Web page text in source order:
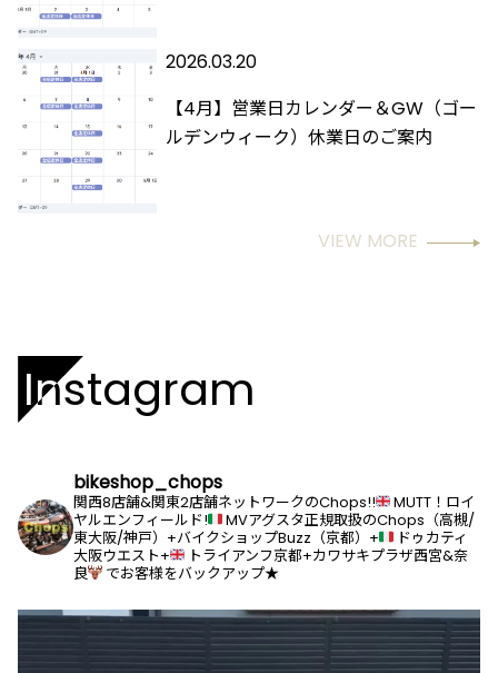
2026.03.20
【4月】営業日カレンダー＆GW（ゴー
ルデンウィーク）休業日のご案内
VIEW MORE
Instagram
bikeshop_chops
関西8店舗&関東2店舗ネットワークのChops!!
MUTT！ロイ
ヤルエンフィールド!
MVアグスタ正規取扱のChops（高槻/
東大阪/神戸）+バイクショップBuzz（京都）+
ドゥカティ
大阪ウエスト+
トライアンフ京都+カワサキプラザ西宮&奈
良
でお客様をバックアップ★